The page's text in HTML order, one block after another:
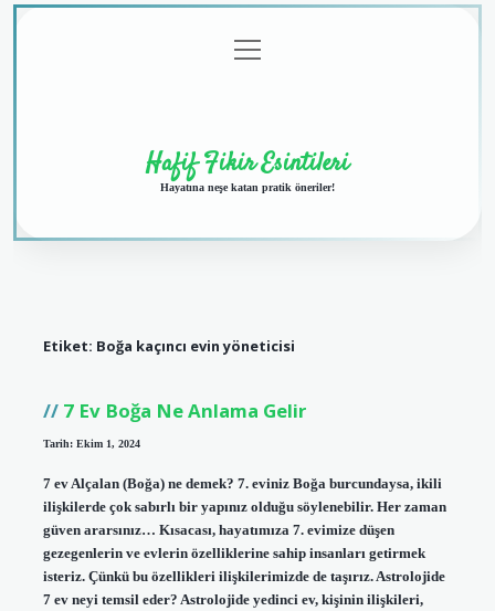
menüyü
aç
Hafif Fikir Esintileri
Hayatına neşe katan pratik öneriler!
Etiket: Boğa kaçıncı evin yöneticisi
7 Ev Boğa Ne Anlama Gelir
Tarih: Ekim 1, 2024
7 ev Alçalan (Boğa) ne demek? 7. eviniz Boğa burcundaysa, ikili
ilişkilerde çok sabırlı bir yapınız olduğu söylenebilir. Her zaman
güven ararsınız… Kısacası, hayatımıza 7. evimize düşen
gezegenlerin ve evlerin özelliklerine sahip insanları getirmek
isteriz. Çünkü bu özellikleri ilişkilerimizde de taşırız. Astrolojide
7 ev neyi temsil eder? Astrolojide yedinci ev, kişinin ilişkileri,